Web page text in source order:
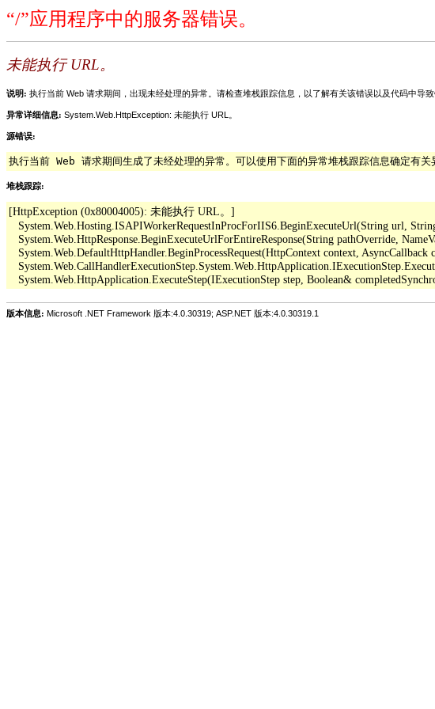
“/”应用程序中的服务器错误。
未能执行 URL。
说明: 执行当前 Web 请求期间，出现未经处理的异常。请检查堆栈跟踪信息，以了解有关该错误以及代码中导致
异常详细信息: System.Web.HttpException: 未能执行 URL。
源错误:
执行当前 Web 请求期间生成了未经处理的异常。可以使用下面的异常堆栈跟踪信息确定有关
堆栈跟踪:
[HttpException (0x80004005): 未能执行 URL。]
System.Web.Hosting.ISAPIWorkerRequestInProcForIIS6.BeginExecuteUrl(String url,
System.Web.HttpResponse.BeginExecuteUrlForEntireResponse(String pathOverride,
System.Web.DefaultHttpHandler.BeginProcessRequest(HttpContext context, AsyncCallback
版本信息: Microsoft .NET Framework 版本:4.0.30319; ASP.NET 版本:4.0.30319.1